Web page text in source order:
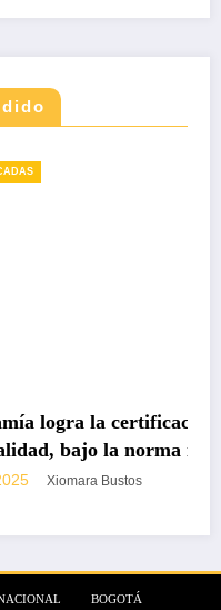
carbono
internacional ISO
BOGOTÁ